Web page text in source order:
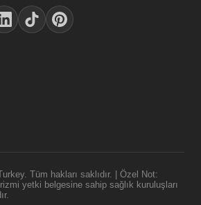
Tüm hakları saklıdır. | Özel Not:
yetki belgesine sahip sağlık kuruluşları